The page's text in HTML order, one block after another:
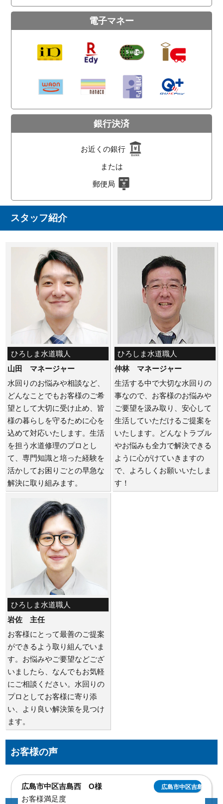
電子マネー
銀行決済
お近くの銀行
または
郵便局
スタッフ紹介
ひろしま水道職人
山田 マネージャー
水回りのお悩みや相談など、
どんなことでもお客様のご希
望として大切に受け止め、皆
様の暮らしを守るために心を
込めて対応いたします。生活
を担う水道修理のプロとし
て、専門知識と培った経験を
活かしてお困りごとの早急な
解決に取り組みます。
ひろしま水道職人
仲林 マネージャー
生活する中で大切な水回りの
事なので、お客様のお悩みや
ご要望を汲み取り、安心して
生活していただけるご提案を
いたします。どんなトラブル
やお悩みも全力で解決できる
ように心がけていきますの
で、よろしくお願いいたしま
す！
ひろしま水道職人
岩佐 主任
お客様にとって最善のご提案
ができるよう取り組んでいま
す。お悩みやご要望などござ
いましたら、なんでもお気軽
にご相談ください。水回りの
プロとしてお客様に寄り添
い、より良い解決策を見つけ
ます。
お客様の声
広島市中区吉島西 O様 広島市中区吉島西
お客様満足度